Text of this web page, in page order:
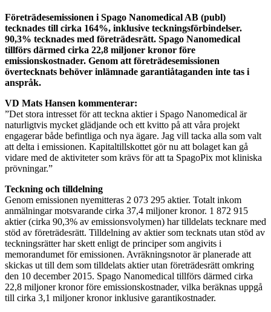
Företrädesemissionen i Spago Nanomedical AB (publ)
tecknades till cirka 164%, inklusive teckningsförbindelser.
90,3% tecknades med företrädesrätt. Spago Nanomedical
tillförs därmed cirka 22,8 miljoner kronor före
emissionskostnader. Genom att företrädesemissionen
övertecknats behöver inlämnade garantiåtaganden inte tas i
anspråk.
VD Mats Hansen kommenterar:
”Det stora intresset för att teckna aktier i Spago Nanomedical är
naturligtvis mycket glädjande och ett kvitto på att våra projekt
engagerar både befintliga och nya ägare. Jag vill tacka alla som valt
att delta i emissionen. Kapitaltillskottet gör nu att bolaget kan gå
vidare med de aktiviteter som krävs för att ta SpagoPix mot kliniska
prövningar.”
Teckning och tilldelning
Genom emissionen nyemitteras 2 073 295 aktier. Totalt inkom
anmälningar motsvarande cirka 37,4 miljoner kronor. 1 872 915
aktier (cirka 90,3% av emissionsvolymen) har tilldelats tecknare med
stöd av företrädesrätt. Tilldelning av aktier som tecknats utan stöd av
teckningsrätter har skett enligt de principer som angivits i
memorandumet för emissionen. Avräkningsnotor är planerade att
skickas ut till dem som tilldelats aktier utan företrädesrätt omkring
den 10 december 2015. Spago Nanomedical tillförs därmed cirka
22,8 miljoner kronor före emissionskostnader, vilka beräknas uppgå
till cirka 3,1 miljoner kronor inklusive garantikostnader.